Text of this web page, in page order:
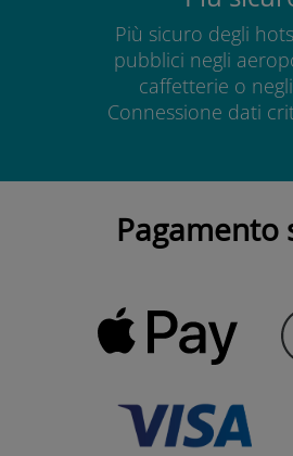
Più sicuro degli
pubblici negli
caffetterie o
Connessione dati
Pagamento